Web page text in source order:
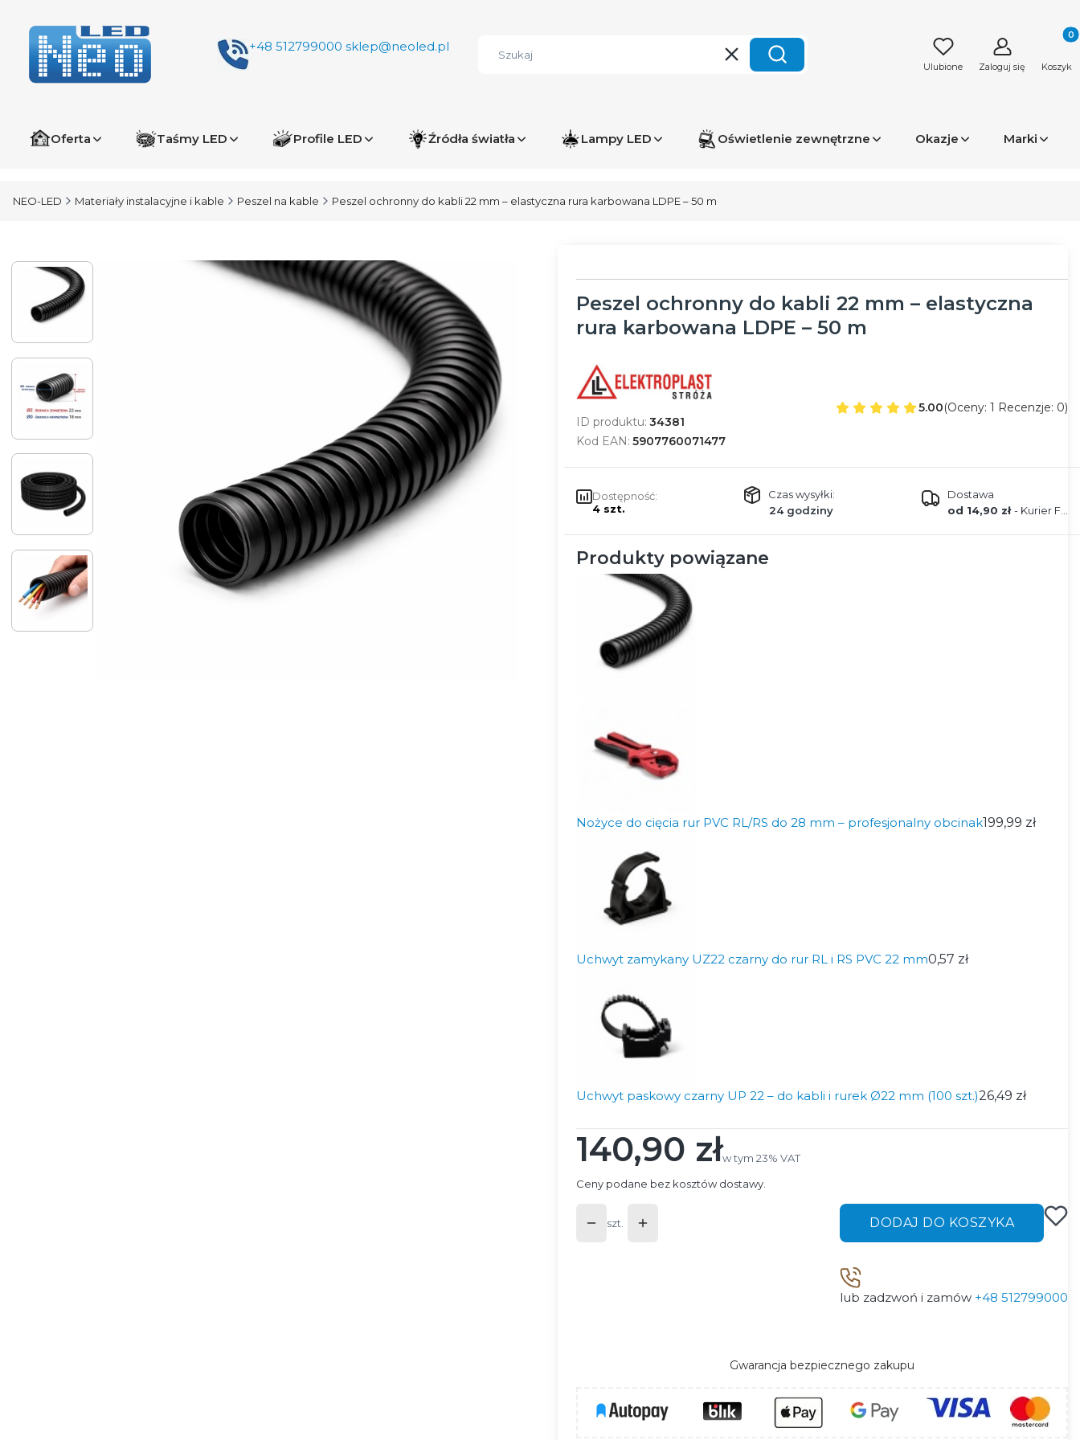
+48 512799000 sklep@neoled.pl
WyczyśćSzukaj Ulubione Zaloguj się Koszyk
Oferta Taśmy LED Profile LED Źródła światła Lampy LED Oświetlenie zewnętrzne Okazje Marki
NEO-LED Materiały instalacyjne i kable Peszel na kable Peszel ochronny do kabli 22 mm – elastyczna rura karbowana LDPE – 50 m
Peszel ochronny do kabli 22 mm – elastyczna
rura karbowana LDPE – 50 m
ID produktu: 34381
Kod EAN: 5907760071477
5.00(Oceny: 1 Recenzje: 0)
Dostępność:
4 szt.
Czas wysyłki:
24 godziny
Dostawa
od 14,90 zł- Kurier FEDEX
Produkty powiązane
Nożyce do cięcia rur PVC RL/RS do 28 mm – profesjonalny obcinak199,99 zł
Uchwyt zamykany UZ22 czarny do rur RL i RS PVC 22 mm0,57 zł
Uchwyt paskowy czarny UP 22 – do kabli i rurek Ø22 mm (100 szt.)26,49 zł
Cena
140,90 złw tym 23% VAT
w tym 23% VAT
Ceny podane bez kosztów dostawy.
szt. DODAJ DO KOSZYKA
lub zadzwoń i zamów +48 512799000
Gwarancja bezpiecznego zakupu